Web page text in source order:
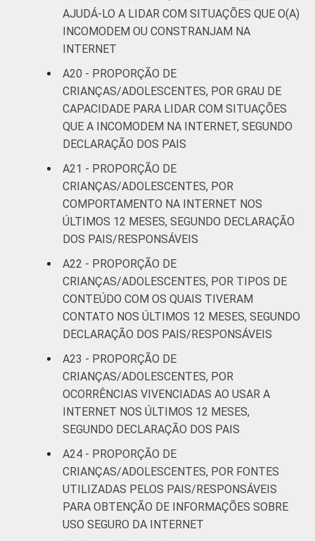
AJUDÁ-LO A LIDAR COM SITUAÇÕES QUE O(A)
INCOMODEM OU CONSTRANJAM NA
INTERNET
A20 - PROPORÇÃO DE
CRIANÇAS/ADOLESCENTES, POR GRAU DE
CAPACIDADE PARA LIDAR COM SITUAÇÕES
QUE A INCOMODEM NA INTERNET, SEGUNDO
DECLARAÇÃO DOS PAIS
A21 - PROPORÇÃO DE
CRIANÇAS/ADOLESCENTES, POR
COMPORTAMENTO NA INTERNET NOS
ÚLTIMOS 12 MESES, SEGUNDO DECLARAÇÃO
DOS PAIS/RESPONSÁVEIS
A22 - PROPORÇÃO DE
CRIANÇAS/ADOLESCENTES, POR TIPOS DE
CONTEÚDO COM OS QUAIS TIVERAM
CONTATO NOS ÚLTIMOS 12 MESES, SEGUNDO
DECLARAÇÃO DOS PAIS/RESPONSÁVEIS
A23 - PROPORÇÃO DE
CRIANÇAS/ADOLESCENTES, POR
OCORRÊNCIAS VIVENCIADAS AO USAR A
INTERNET NOS ÚLTIMOS 12 MESES,
SEGUNDO DECLARAÇÃO DOS PAIS
A24 - PROPORÇÃO DE
CRIANÇAS/ADOLESCENTES, POR FONTES
UTILIZADAS PELOS PAIS/RESPONSÁVEIS
PARA OBTENÇÃO DE INFORMAÇÕES SOBRE
USO SEGURO DA INTERNET